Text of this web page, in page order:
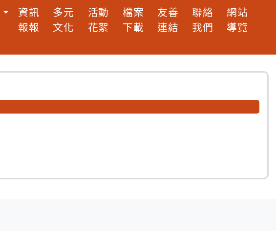
資訊
報報
多元
文化
活動
花絮
檔案
下載
友善
連結
聯絡
我們
網站
導覽